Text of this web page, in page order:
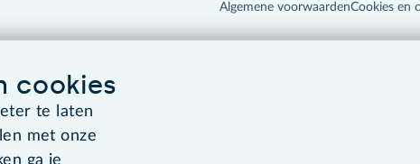
Algemene voorwaardenCookies en
cookies
te laten
met onze
ga je